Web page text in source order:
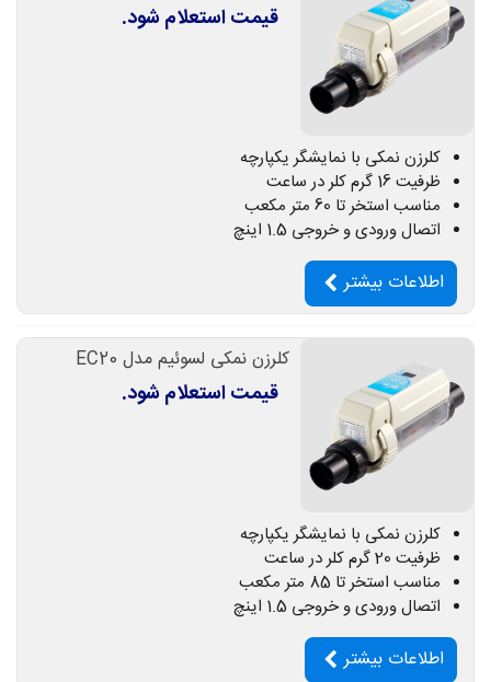
قیمت استعلام شود.
کلرزن نمکی با نمایشگر یکپارچه
ظرفیت 16 گرم کلر در ساعت
مناسب استخر تا 60 متر مکعب
اتصال ورودی و خروجی 1.5 اینچ
اطلاعات بیشتر
کلرزن نمکی لسوئیم مدل EC20
قیمت استعلام شود.
کلرزن نمکی با نمایشگر یکپارچه
ظرفیت 20 گرم کلر در ساعت
مناسب استخر تا 85 متر مکعب
اتصال ورودی و خروجی 1.5 اینچ
اطلاعات بیشتر